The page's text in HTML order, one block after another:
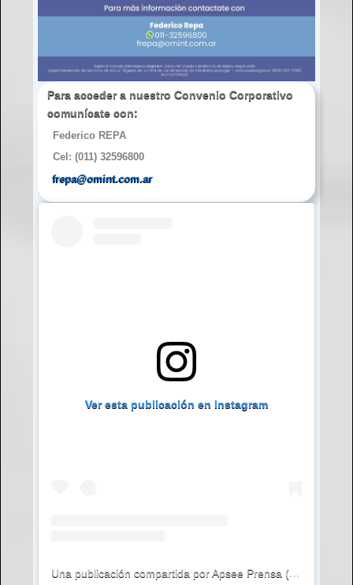
Para acceder a nuestro Convenio Corporativo
comunícate con:
Federico REPA
Cel: (011) 32596800
frepa@omint.com.ar
Ver esta publicación en Instagram
Una publicación compartida por Apsee Prensa (@apseeprensa)